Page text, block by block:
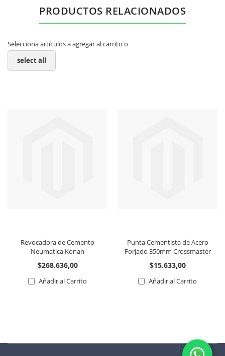
PRODUCTOS RELACIONADOS
Selecciona artículos a agregar al carrito o
select all
Revocadora de Cemento
Neumatica Konan
$268.636,00
Añadir al Carrito
Punta Cementista de Acero
Forjado 350mm Crossmaster
$15.633,00
Añadir al Carrito